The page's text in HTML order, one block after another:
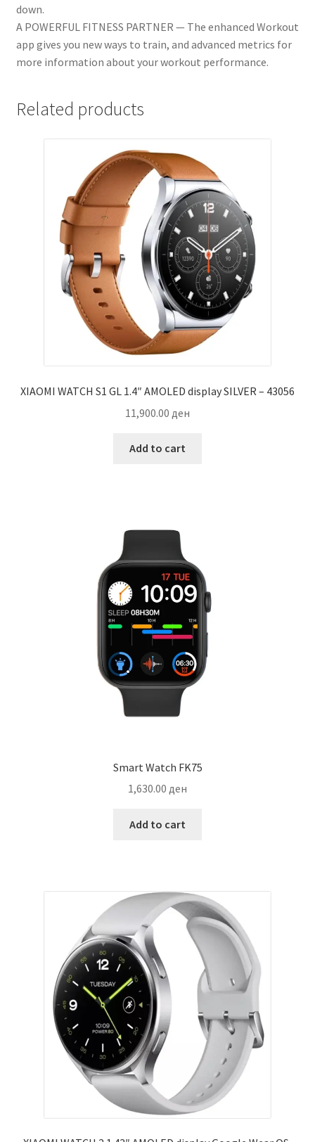
down.
A POWERFUL FITNESS PARTNER — The enhanced Workout
app gives you new ways to train, and advanced metrics for
more information about your workout performance.
Related products
XIAOMI WATCH S1 GL 1.4″ AMOLED display SILVER – 43056
11,900.00 ден
Add to cart
Smart Watch FK75
1,630.00 ден
Add to cart